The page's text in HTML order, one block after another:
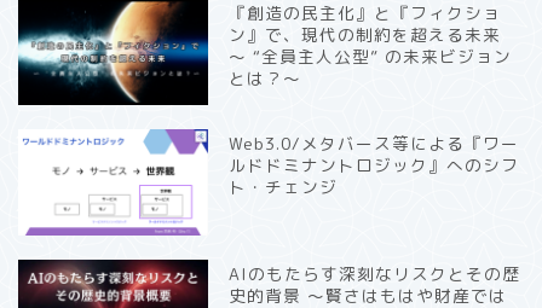
『創造の民主化』と『フィクショ
ン』で、現代の制約を超える未来
〜 “全員主人公型” の未来ビジョン
とは？〜
Web3.0/メタバース等による『ワー
ルドドミナントロジック』へのシフ
ト・チェンジ
AIのもたらす深刻なリスクとその歴
史的背景 〜賢さはもはや財産では